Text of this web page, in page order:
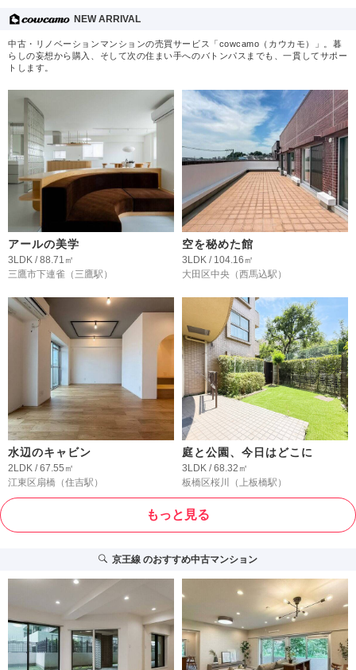
NEW ARRIVAL
中古・リノベーションマンションの売買サービス「cowcamo（カウカモ）」。暮
らしの妄想から購入、そして次の住まい手へのバトンパスまでも、一貫してサポー
トします。
アールの美学
3LDK / 88.71㎡
三鷹市下連雀 （三鷹駅）
空を秘めた館
3LDK / 104.16㎡
大田区中央 （西馬込駅）
水辺のキャビン
2LDK / 67.55㎡
江東区扇橋 （住吉駅）
庭と公園、今日はどこに
3LDK / 68.32㎡
板橋区桜川
（上板橋駅）
もっと見る
京王線のおすすめ中古マンション